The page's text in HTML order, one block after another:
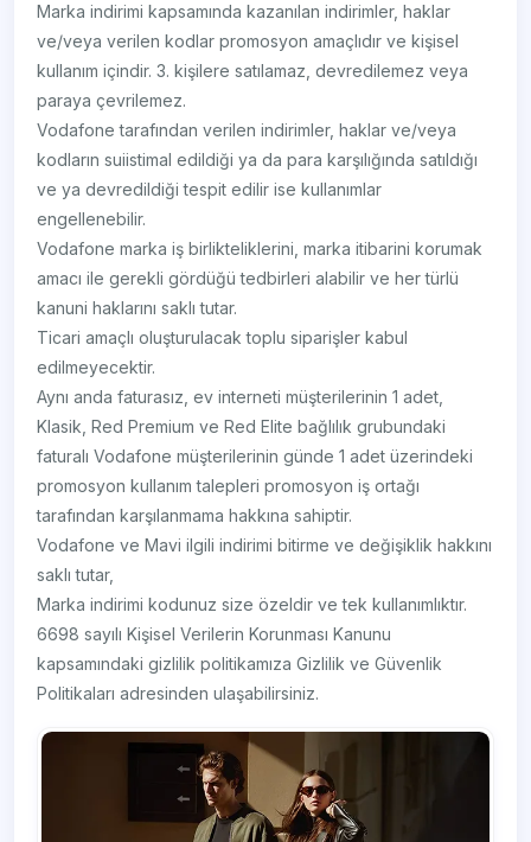
Marka indirimi kapsamında kazanılan indirimler, haklar
ve/veya verilen kodlar promosyon amaçlıdır ve kişisel
kullanım içindir. 3. kişilere satılamaz, devredilemez veya
paraya çevrilemez.
Vodafone tarafından verilen indirimler, haklar ve/veya
kodların suiistimal edildiği ya da para karşılığında satıldığı
ve ya devredildiği tespit edilir ise kullanımlar
engellenebilir.
Vodafone marka iş birlikteliklerini, marka itibarini korumak
amacı ile gerekli gördüğü tedbirleri alabilir ve her türlü
kanuni haklarını saklı tutar.
Ticari amaçlı oluşturulacak toplu siparişler kabul
edilmeyecektir.
Aynı anda faturasız, ev interneti müşterilerinin 1 adet,
Klasik, Red Premium ve Red Elite bağlılık grubundaki
faturalı Vodafone müşterilerinin günde 1 adet üzerindeki
promosyon kullanım talepleri promosyon iş ortağı
tarafından karşılanmama hakkına sahiptir.
Vodafone ve Mavi ilgili indirimi bitirme ve değişiklik hakkını
saklı tutar,
Marka indirimi kodunuz size özeldir ve tek kullanımlıktır.
6698 sayılı Kişisel Verilerin Korunması Kanunu
kapsamındaki gizlilik politikamıza Gizlilik ve Güvenlik
Politikaları adresinden ulaşabilirsiniz.